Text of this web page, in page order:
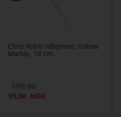
Chris Rubin Hårpinne, Yellow
Marble, 18 cm
99,00 NOK